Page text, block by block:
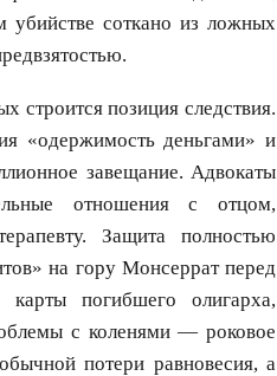
соткано из ложных
строится позиция следствия.
«одержимость деньгами» и
завещание. Адвокаты
отношения с отцом,
Защита полностью
на гору Монсеррат перед
карты погибшего олигарха,
с коленями — роковое
потери равновесия, а